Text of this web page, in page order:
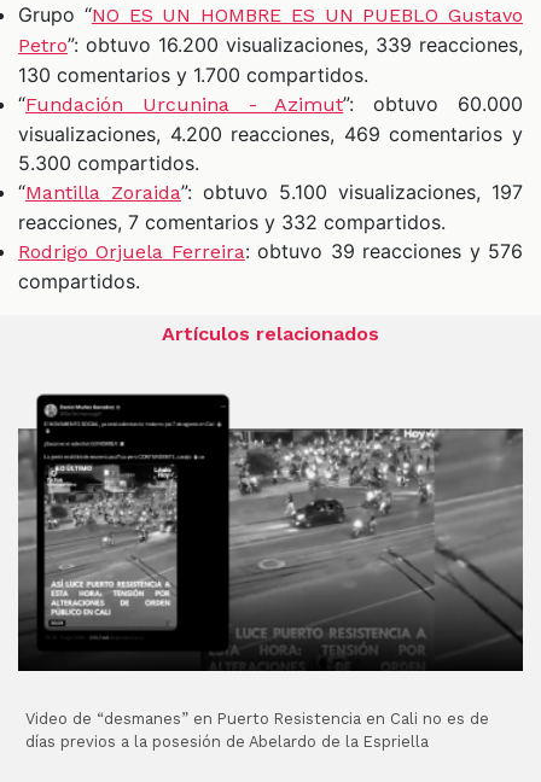
Grupo “NO ES UN HOMBRE ES UN PUEBLO Gustavo
Petro”: obtuvo 16.200 visualizaciones, 339 reacciones,
130 comentarios y 1.700 compartidos.
“Fundación Urcunina - Azimut”: obtuvo 60.000
visualizaciones, 4.200 reacciones, 469 comentarios y
5.300 compartidos.
“Mantilla Zoraida”: obtuvo 5.100 visualizaciones, 197
reacciones, 7 comentarios y 332 compartidos.
Rodrigo Orjuela Ferreira: obtuvo 39 reacciones y 576
compartidos.
Artículos relacionados
Video de “desmanes” en Puerto Resistencia en Cali no es de
días previos a la posesión de Abelardo de la Espriella